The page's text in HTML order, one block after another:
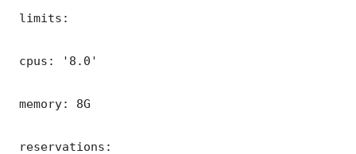
limits:
cpus: '8.0'
memory: 8G
reservations: